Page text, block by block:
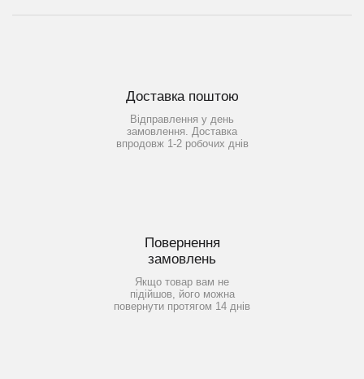
Доставка поштою
Відправлення у день
замовлення. Доставка
впродовж 1-2 робочих днів
Повернення
замовлень
Якщо товар вам не
підійшов, його можна
повернути протягом 14 днів